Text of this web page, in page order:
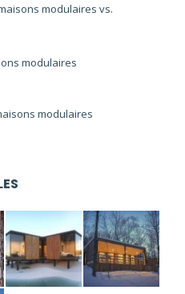
modulaires vs.
modulaires
modulaires